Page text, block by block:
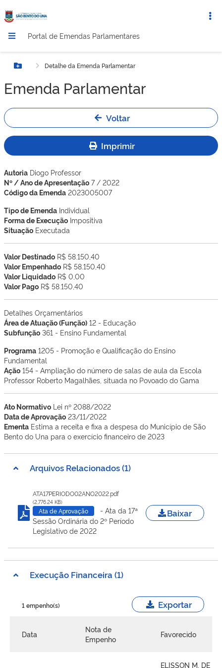
Portal de Emendas Parlamentares
Botão MenuDetalhe da Emenda Parlamentar
Emenda Parlamentar
Voltar
Imprimir
Autoria Diogo Professor
Nº / Ano de Apresentação 7 / 2022
Código da Emenda 2023005007
Tipo de Emenda Individual
Forma de Execução Impositiva
Situação Executada
Valor Destinado R$ 58.150,40
Valor Empenhado R$ 58.150,40
Valor Liquidado R$ 0,00
Valor Pago R$ 58.150,40
Detalhes Orçamentários
Área de Atuação (Função) 12 - Educação
Subfunção 361 - Ensino Fundamental
Programa 1205 - Promoção e Qualificação do Ensino
Fundamental
Ação 154 - Ampliação do número de salas de aula da Escola
Professor Roberto Magalhães, situada no Povoado do Gama
Ato Normativo Lei nº 2088/2022
Data de Aprovação 23/11/2022
Ementa Estima a receita e fixa a despesa do Município de São
Bento do Una para o exercício financeiro de 2023
Arquivos Relacionados (1)
ATA17PERIODO02ANO2022.pdf
(2,776.24 KB)
Ata de Aprovação
- Ata da 17ª
Sessão Ordinária do 2º Período
Legislativo de 2022
Baixar
Execução Financeira (1)
1 empenho(s) Exportar
Data
Nota de
Empenho
Favorecido
ELISSON M. DE